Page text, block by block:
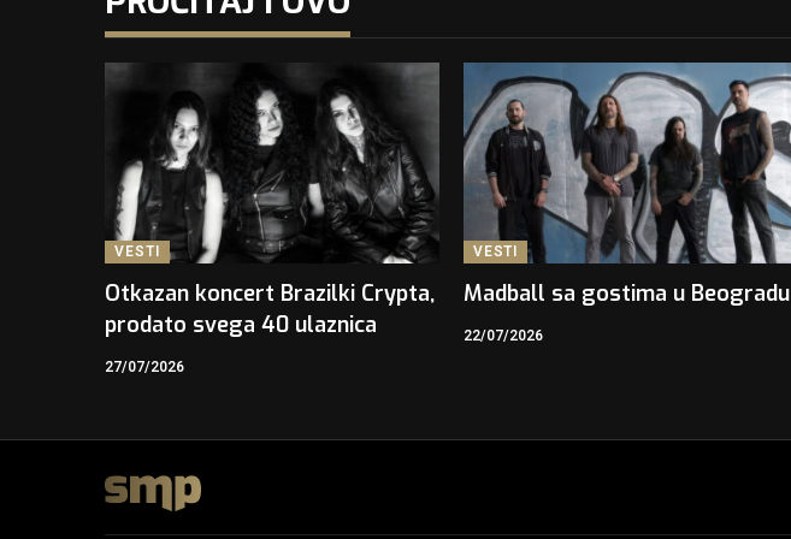
VESTI
Otkazan koncert Brazilki Crypta,
prodato svega 40 ulaznica
27/07/2026
VESTI
Madball sa gostima u Beogradu
22/07/2026